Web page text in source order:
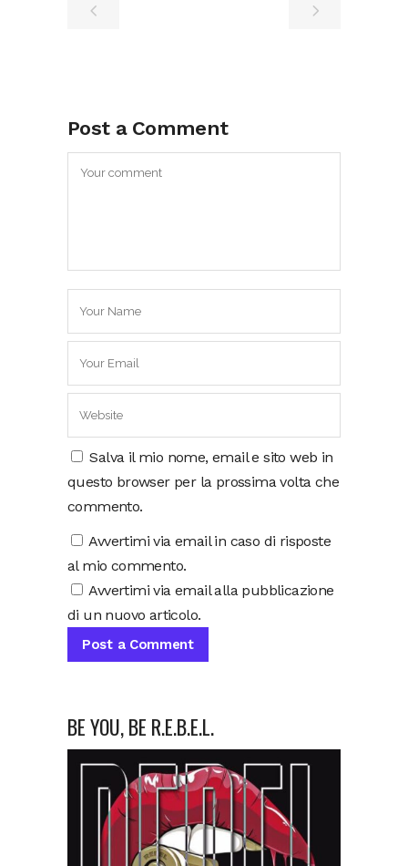
Post a Comment
Salva il mio nome, email e sito web in
questo browser per la prossima volta che
commento.
Avvertimi via email in caso di risposte
al mio commento.
Avvertimi via email alla pubblicazione
di un nuovo articolo.
BE YOU, BE R.E.B.E.L.